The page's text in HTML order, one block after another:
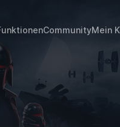
CommunityMein